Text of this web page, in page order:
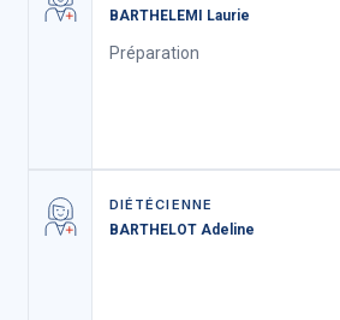
BARTHELEMI Laurie
Préparation
DIÉTÉCIENNE
BARTHELOT Adeline